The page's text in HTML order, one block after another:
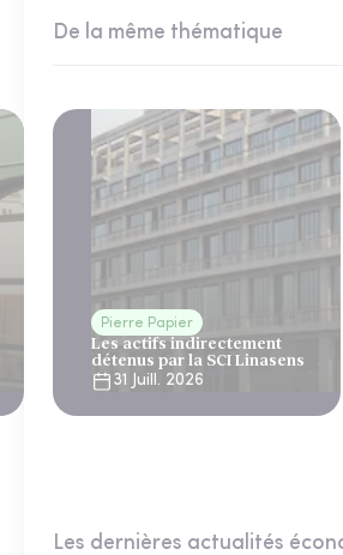
De la même thématique
Pierre Papier
Les actifs indirectement
détenus par la SCI Linasens
31 Juill. 2026
Les dernières actualités